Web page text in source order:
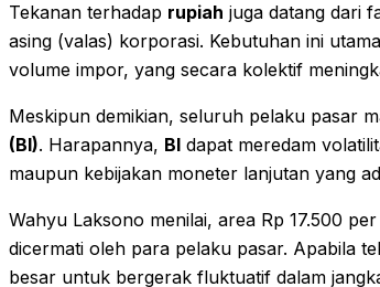
Tekanan terhadap rupiah juga datang dari
asing (valas) korporasi. Kebutuhan ini
volume impor, yang secara kolektif
Meskipun demikian, seluruh pelaku pasar
(BI). Harapannya, BI dapat meredam
maupun kebijakan moneter lanjutan yang
Wahyu Laksono menilai, area Rp 17.500 per
dicermati oleh para pelaku pasar. Apabila
besar untuk bergerak fluktuatif dalam